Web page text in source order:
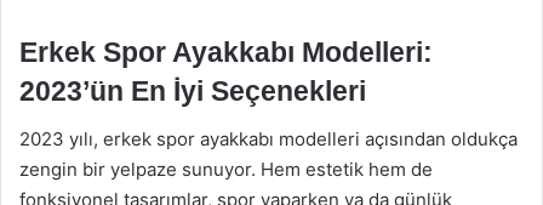
Erkek Spor Ayakkabı Modelleri:
2023’ün En İyi Seçenekleri
2023 yılı, erkek spor ayakkabı modelleri açısından oldukça
zengin bir yelpaze sunuyor. Hem estetik hem de
fonksiyonel tasarımlar, spor yaparken ya da günlük